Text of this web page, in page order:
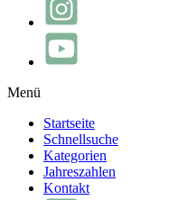
Menü
Startseite
Schnellsuche
Kategorien
Jahreszahlen
Kontakt